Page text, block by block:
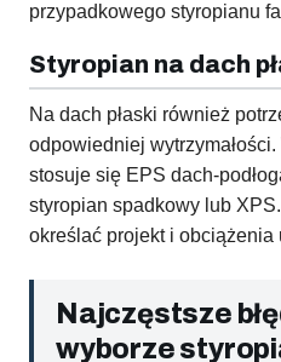
przypadkowego styropianu
Styropian na dach
Na dach płaski również
odpowiedniej
stosuje się EPS dach-
styropian spadkowy lub
określać projekt i obciążenia
Najczęstsze
wyborze